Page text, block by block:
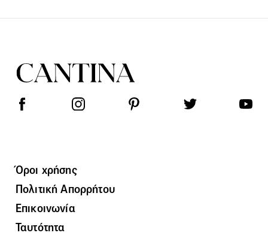
Όροι χρήσης
Πολιτική Απορρήτου
Επικοινωνία
Ταυτότητα